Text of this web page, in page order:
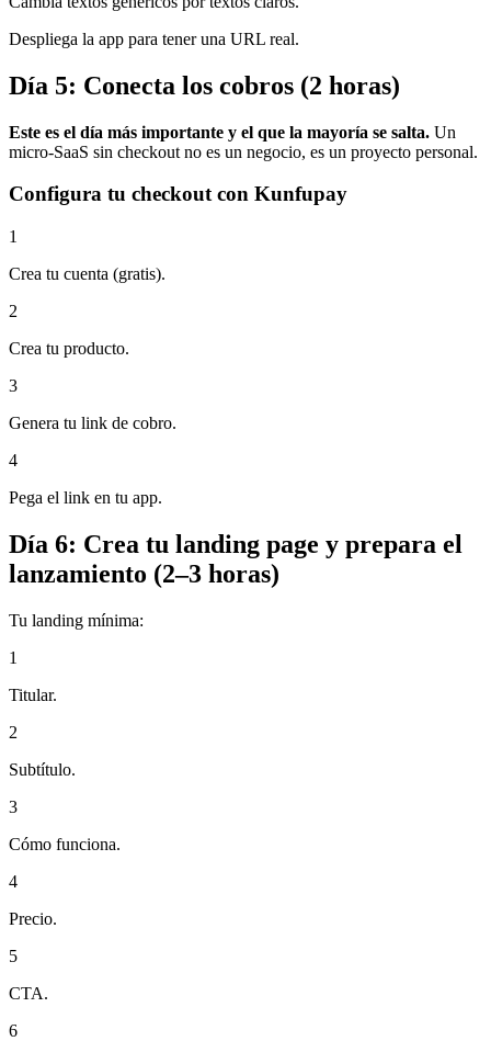
Despliega la app para tener una URL real.
Día 5: Conecta los cobros (2 horas)
Este es el día más importante y el que la mayoría se salta. Un
micro-SaaS sin checkout no es un negocio, es un proyecto personal.
Configura tu checkout con Kunfupay
1
Crea tu cuenta (gratis).
2
Crea tu producto.
3
Genera tu link de cobro.
4
Pega el link en tu app.
Día 6: Crea tu landing page y prepara el
lanzamiento (2–3 horas)
Tu landing mínima:
1
Titular.
2
Subtítulo.
3
Cómo funciona.
4
Precio.
5
CTA.
6